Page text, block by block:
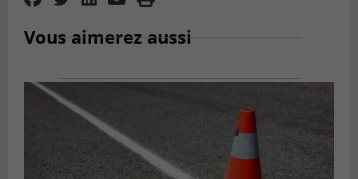
Vous aimerez aussi